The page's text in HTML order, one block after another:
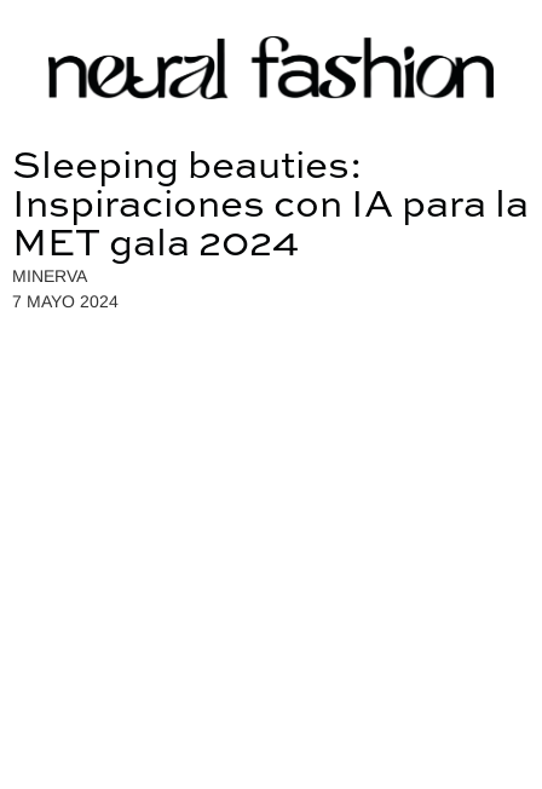
Sleeping beauties:
Inspiraciones con IA para la
MET gala 2024
MINERVA
7 MAYO 2024